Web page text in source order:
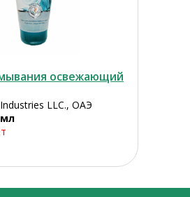
освежающий
LLC., ОАЭ